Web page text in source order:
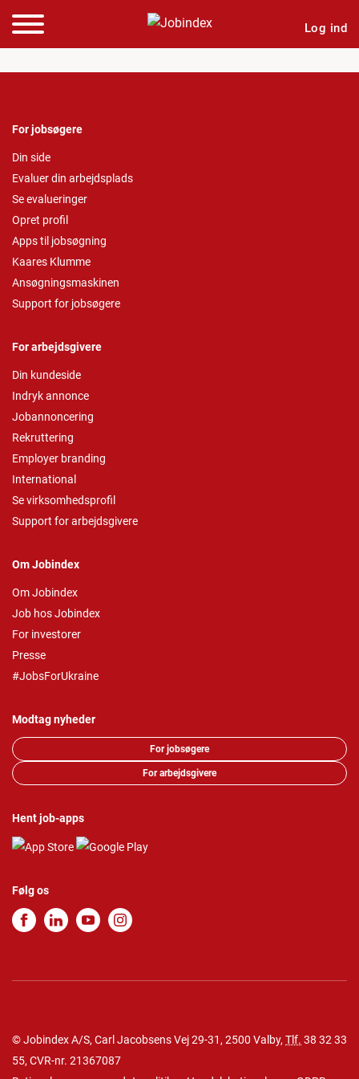
Log ind
For jobsøgere
Din side
Evaluer din arbejdsplads
Se evalueringer
Opret profil
Apps til jobsøgning
Kaares Klumme
Ansøgningsmaskinen
Support for jobsøgere
For arbejdsgivere
Din kundeside
Indryk annonce
Jobannoncering
Rekruttering
Employer branding
International
Se virksomhedsprofil
Support for arbejdsgivere
Om Jobindex
Om Jobindex
Job hos Jobindex
For investorer
Presse
#JobsForUkraine
Modtag nyheder
For jobsøgere
For arbejdsgivere
Hent job-apps
Følg os
© Jobindex A/S, Carl Jacobsens Vej 29-31, 2500 Valby, Tlf. 38 32 33
55, CVR-nr. 21367087